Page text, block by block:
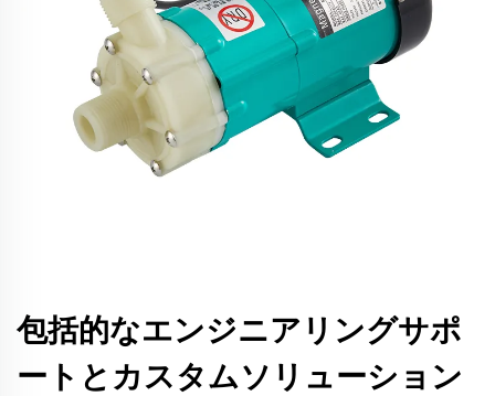
包括的なエンジニアリングサポ
ートとカスタムソリューション